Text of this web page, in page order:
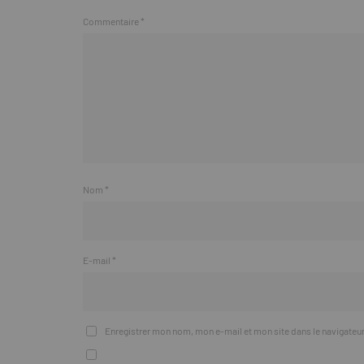
Commentaire *
Nom *
E-mail *
Enregistrer mon nom, mon e-mail et mon site dans le